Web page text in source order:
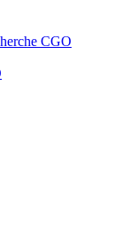
CGO